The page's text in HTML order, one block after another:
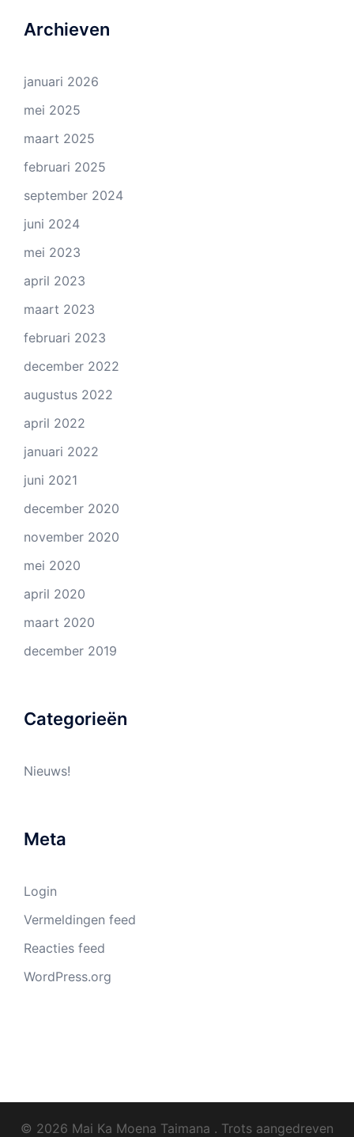
Archieven
januari 2026
mei 2025
maart 2025
februari 2025
september 2024
juni 2024
mei 2023
april 2023
maart 2023
februari 2023
december 2022
augustus 2022
april 2022
januari 2022
juni 2021
december 2020
november 2020
mei 2020
april 2020
maart 2020
december 2019
Categorieën
Nieuws!
Meta
Login
Vermeldingen feed
Reacties feed
WordPress.org
© 2026 Mai Ka Moena Taimana . Trots aangedreven